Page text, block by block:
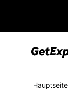
Hauptseite